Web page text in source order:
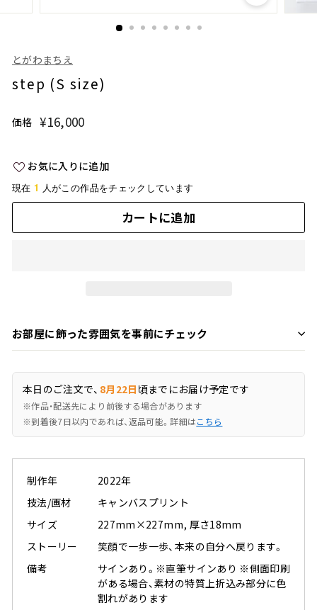
とがわまちえ
step (S size)
価格
通
格
¥16,000
お気に入りに追加
現在 1 人がこの作品をチェックしています
カートに追加
お部屋に飾った雰囲気を事前にチェック
本日のご注文で、 8月22日 頃までにお届け予定です
※作品・配送先により前後する場合があります
※到着後7日以内であれば、返品可能。詳細はこちら
制作年
2022年
技法/画材
キャンバスプリント
サイズ
227mm×227mm, 厚さ18mm
ストーリー
笑顔で一歩一歩、本来の自分へ戻ります。
備考
サインあり。※直筆サインあり ※側面印刷
がある場合、素材の特質上折込み部分に色
割れがあります